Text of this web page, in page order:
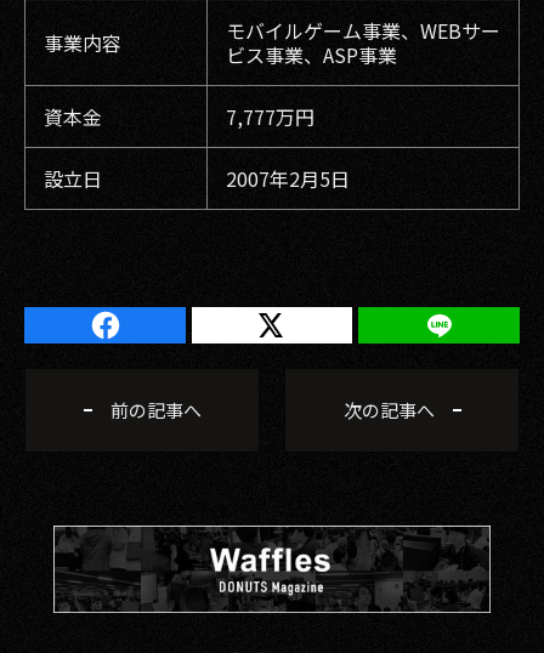
事業内容
モバイルゲーム事業、WEBサー
ビス事業、ASP事業
資本金 7,777万円
設立日 2007年2月5日
前の記事へ 次の記事へ